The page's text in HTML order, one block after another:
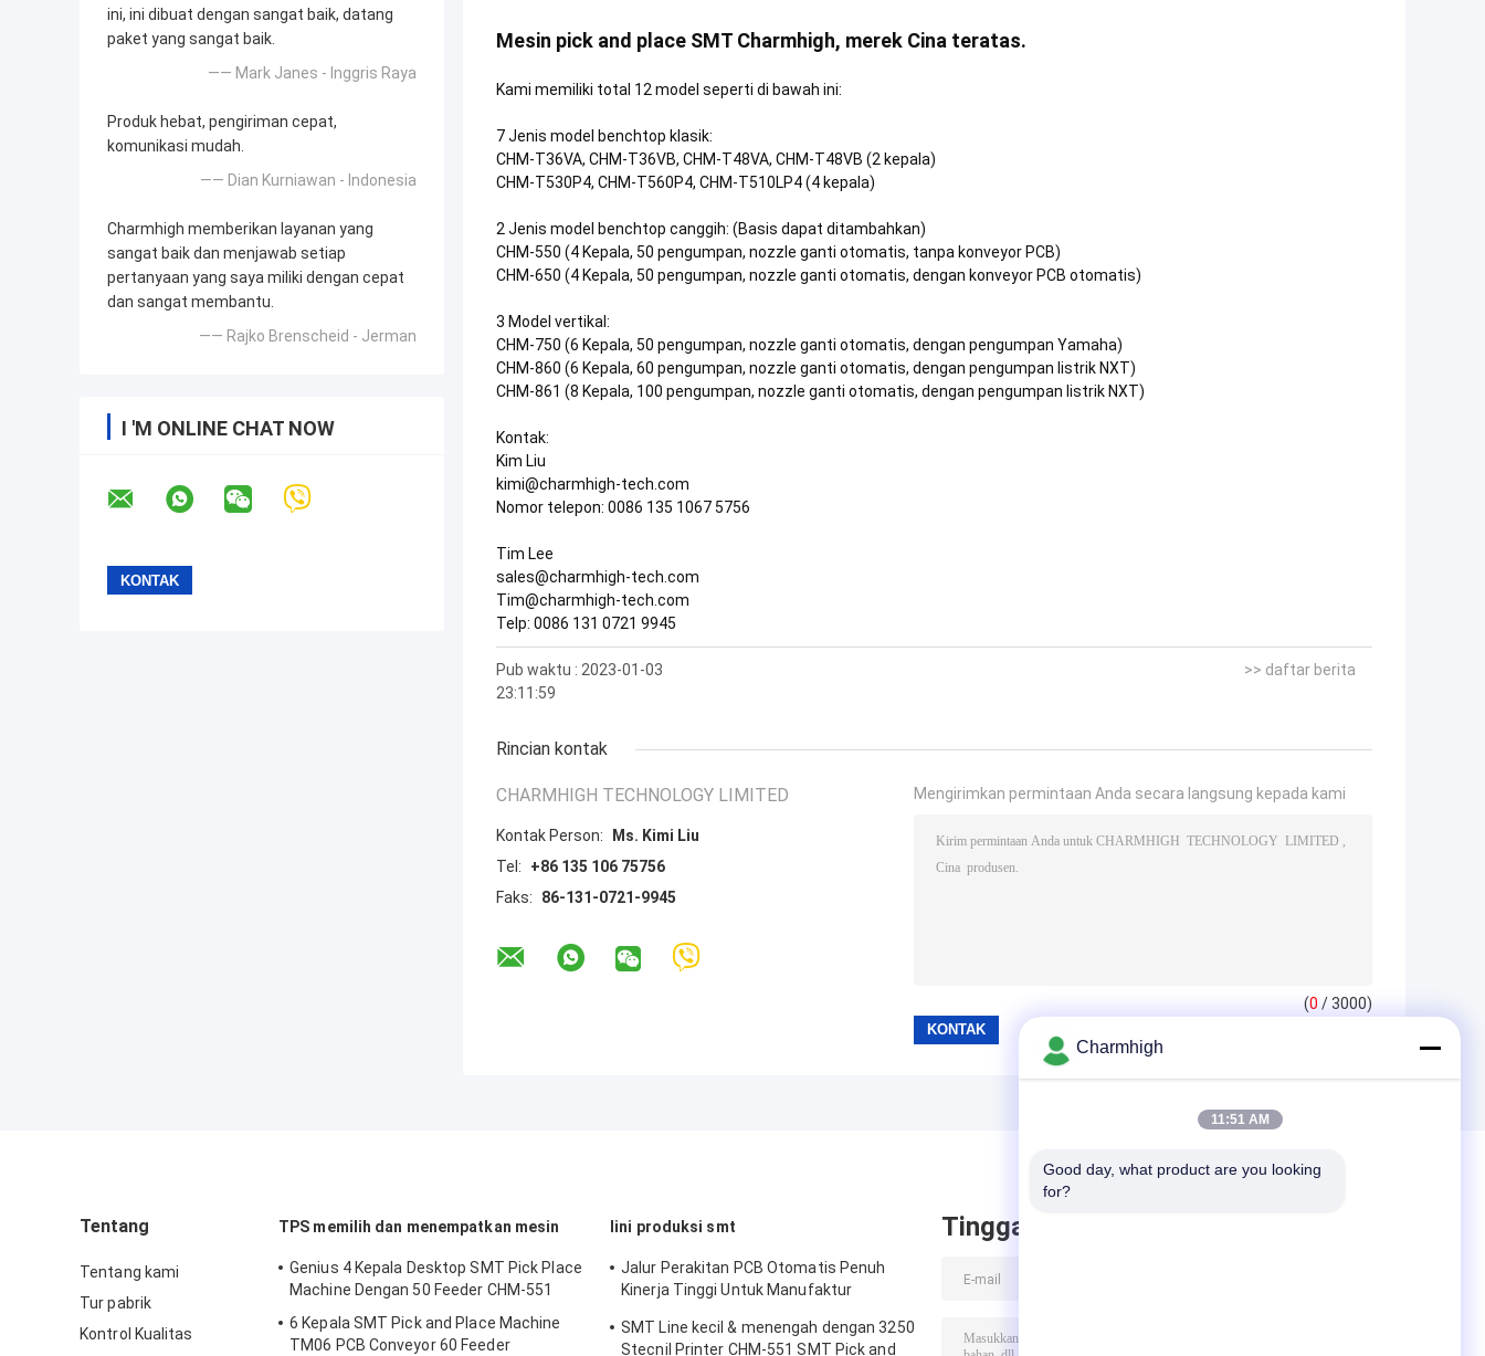
ini, ini dibuat dengan sangat baik, datang
paket yang sangat baik.
—— Mark Janes - Inggris Raya
Produk hebat, pengiriman cepat,
komunikasi mudah.
—— Dian Kurniawan - Indonesia
Charmhigh memberikan layanan yang
sangat baik dan menjawab setiap
pertanyaan yang saya miliki dengan cepat
dan sangat membantu.
—— Rajko Brenscheid - Jerman
I 'M ONLINE CHAT NOW
Mesin pick and place SMT Charmhigh, merek Cina teratas.
Kami memiliki total 12 model seperti di bawah ini:
7 Jenis model benchtop klasik:
CHM-T36VA, CHM-T36VB, CHM-T48VA, CHM-T48VB (2 kepala)
CHM-T530P4, CHM-T560P4, CHM-T510LP4 (4 kepala)
2 Jenis model benchtop canggih: (Basis dapat ditambahkan)
CHM-550 (4 Kepala, 50 pengumpan, nozzle ganti otomatis, tanpa konveyor PCB)
CHM-650 (4 Kepala, 50 pengumpan, nozzle ganti otomatis, dengan konveyor PCB otomatis)
3 Model vertikal:
CHM-750 (6 Kepala, 50 pengumpan, nozzle ganti otomatis, dengan pengumpan Yamaha)
CHM-860 (6 Kepala, 60 pengumpan, nozzle ganti otomatis, dengan pengumpan listrik NXT)
CHM-861 (8 Kepala, 100 pengumpan, nozzle ganti otomatis, dengan pengumpan listrik NXT)
Kontak:
Kim Liu
kimi@charmhigh-tech.com
Nomor telepon: 0086 135 1067 5756
Tim Lee
sales@charmhigh-tech.com
Tim@charmhigh-tech.com
Telp: 0086 131 0721 9945
Pub waktu : 2023-01-03
23:11:59
>> daftar berita
Rincian kontak
CHARMHIGH TECHNOLOGY LIMITED
Kontak Person:
Ms. Kimi Liu
Tel:
+86 135 106 75756
Faks:
86-131-0721-9945
Mengirimkan permintaan Anda secara langsung kepada kami
(0 / 3000)
Tentang
Tentang kami
Tur pabrik
Kontrol Kualitas
TPS memilih dan menempatkan mesin
Genius 4 Kepala Desktop SMT Pick Place
Machine Dengan 50 Feeder CHM-551
6 Kepala SMT Pick and Place Machine
TM06 PCB Conveyor 60 Feeder
lini produksi smt
Jalur Perakitan PCB Otomatis Penuh
Kinerja Tinggi Untuk Manufaktur
SMT Line kecil & menengah dengan 3250
Stecnil Printer CHM-551 SMT Pick and
Tinggalkan pesan
Charmhigh
11:51 AM
Good day, what product are you looking
for?